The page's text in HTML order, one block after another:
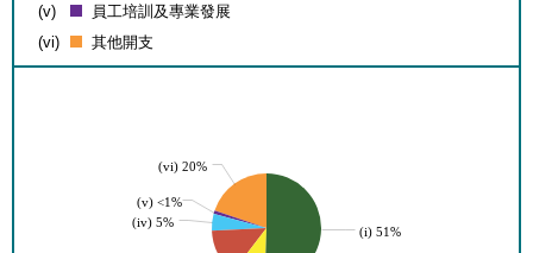
(v)
員工培訓及專業發展
(vi)
其他開支
(vi) 20%
(v) <1%
(iv) 5%
(i) 51%